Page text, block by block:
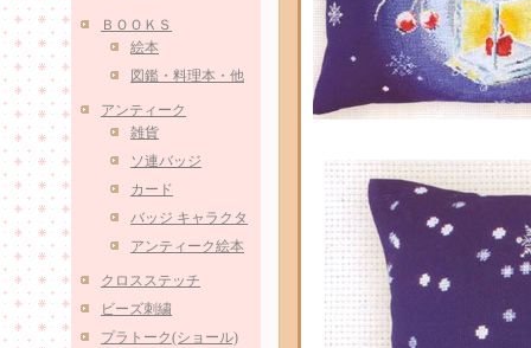
ＢＯＯＫＳ
絵本
図鑑・料理本・他
アンティーク
雑貨
ソ連バッジ
カード
バッジ キャラクタ
アンティーク絵本
クロスステッチ
ビーズ刺繍
プラトーク(ショール)